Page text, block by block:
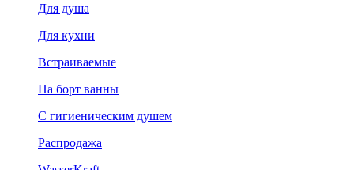
Для душа
Для кухни
Встраиваемые
На борт ванны
C гигиеническим душем
Распродажа